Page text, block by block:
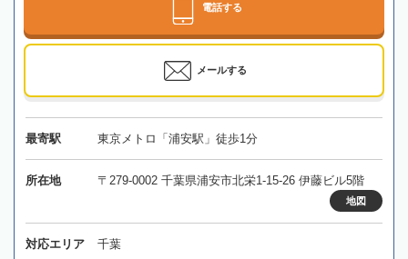
電話する
メールする
最寄駅 東京メトロ「浦安駅」徒歩1分
所在地 〒279-0002 千葉県浦安市北栄1-15-26 伊藤ビル5階
地図
対応エリア 千葉